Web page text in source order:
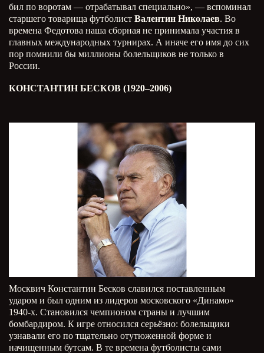
бил по воротам — отрабатывал специально», — вспоминал
старшего товарища футболист Валентин Николаев. Во
времена Федотова наша сборная не принимала участия в
главных международных турнирах. А иначе его имя до сих
пор помнили бы миллионы болельщиков не только в
России.
КОНСТАНТИН БЕСКОВ (1920–2006)
Москвич Константин Бесков славился поставленным
ударом и был одним из лидеров московского «Динамо»
1940-х. Становился чемпионом страны и лучшим
бомбардиром. К игре относился серьёзно: болельщики
узнавали его по тщательно отутюженной форме и
начищенным бутсам. В те времена футболисты сами